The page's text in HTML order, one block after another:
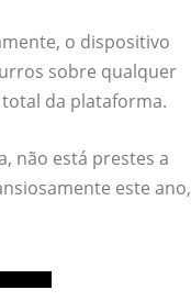
o dispositivo
sobre qualquer
da plataforma.
não está prestes a
este ano,